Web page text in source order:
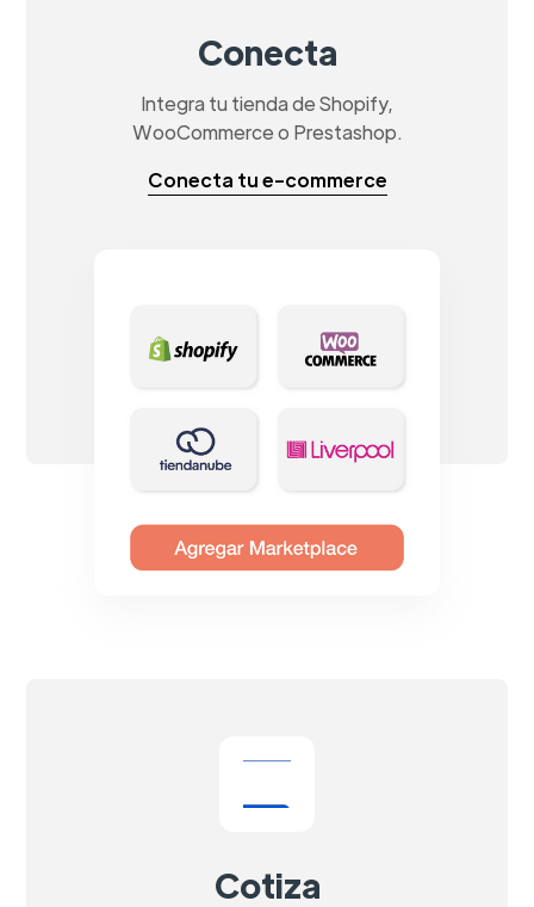
Conecta
Integra tu tienda de Shopify,
WooCommerce o Prestashop.
Conecta tu e-commerce
Cotiza